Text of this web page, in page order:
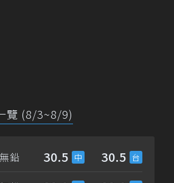
覽 (8/3~8/9)
鉛 30.5 30.5